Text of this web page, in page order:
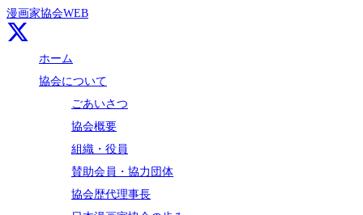
漫画家協会WEB
ホーム
協会について
ごあいさつ
協会概要
組織・役員
賛助会員・協力団体
協会歴代理事長